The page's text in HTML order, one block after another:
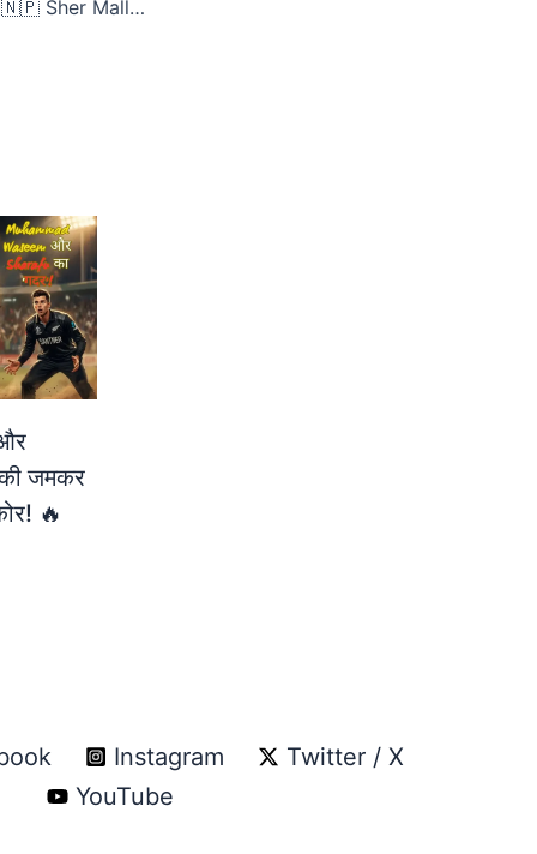
“History Created! 🇳🇵 Sher Malla ने डेब्यू पर मचाया ‘Gadar’, England के उड़ गए होश! 😱”
जमकर
🔥
Instagram
Twitter / X
YouTube